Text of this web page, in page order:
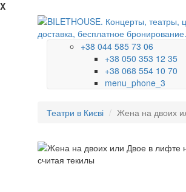
X
+38 044 585 73 06
+38 050 353 12 35
+38 068 554 10 70
menu_phone_3
Театри в Києві Жена на двоих